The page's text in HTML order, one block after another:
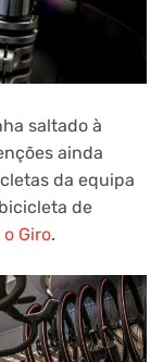
saltado à
ainda
da equipa
de
Giro.